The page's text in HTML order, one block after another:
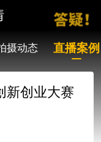
摄动态 直播案例
新创业大赛